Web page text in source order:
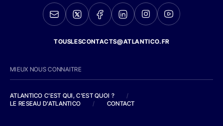
TOUSLESCONTACTS@ATLANTICO.FR
MIEUX NOUS CONNAITRE
ATLANTICO C'EST QUI, C'EST QUOI ?
/
LE RESEAU D'ATLANTICO
/ CONTACT